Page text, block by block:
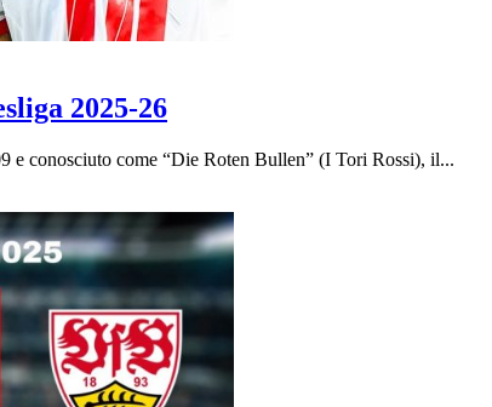
2025-26
e conosciuto come “Die Roten Bullen” (I Tori Rossi), il...